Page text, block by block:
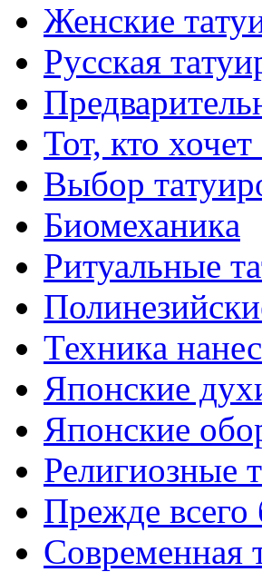
Женские
Русскaя
Тот, кто
Выбор
Биомеханикa
Ритуальные
Техникa
Японские
Японские
Религиозные
Прежде всего
Современная